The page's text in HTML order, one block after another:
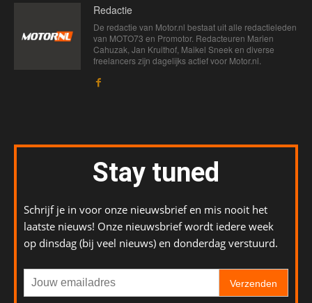
Redactie
De redactie van Motor.nl bestaat uit alle redactieleden
van MOTO73 en Promotor. Redacteuren Marien
Cahuzak, Jan Kruithof, Maikel Sneek en diverse
freelancers zijn dagelijks actief voor Motor.nl.
Stay tuned
Schrijf je in voor onze nieuwsbrief en mis nooit het
laatste nieuws! Onze nieuwsbrief wordt iedere week
op dinsdag (bij veel nieuws) en donderdag verstuurd.
Verzenden